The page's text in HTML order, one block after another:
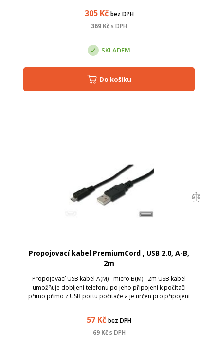
305Kč bez DPH
369 Kčs DPH
SKLADEM
Do košíku
Propojovací kabel PremiumCord , USB 2.0, A-B,
2m
Propojovací USB kabel A(M) - micro B(M) - 2m USB kabel
umožňuje dobíjení telefonu po jeho připojení k počítači
přímo přímo z USB portu počítače a je určen pro připojení
57 Kč bez DPH
69Kč s DPH